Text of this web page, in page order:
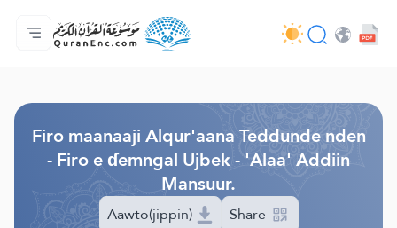
Jaɓɓorgo
Loowdi firooji ɗi
Audio
Golleeji topayɓe ( heyɗintinooɓe) ɓen - API
Fii eɓɓoore nde
Humpo'ndir e amen
Ɗemngal
Firo maanaaji Alqur'aana Teddunde nden
- Firo e ɗemngal Ujbek - 'Alaa' Addiin
Mansuur.
Aawto(jippin) Share